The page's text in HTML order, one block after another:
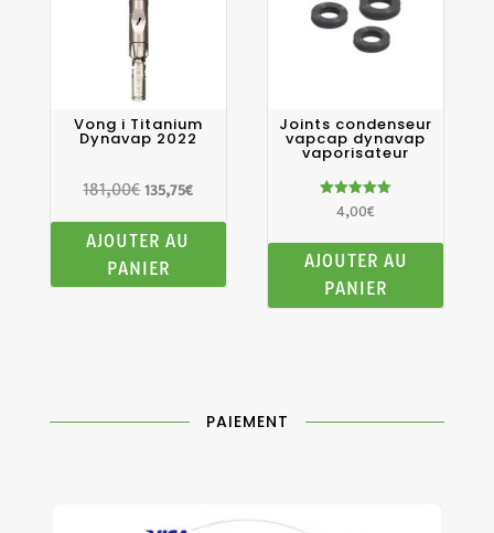
Vong i Titanium
Dynavap 2022
181,00€ Le
initial
était :
135,75€Le
AJOUTER AU
PANIER
Joints condenseur
vapcap dynavap
vaporisateur
Note
5.00
4,00€
AJOUTER AU
PANIER
PAIEMENT